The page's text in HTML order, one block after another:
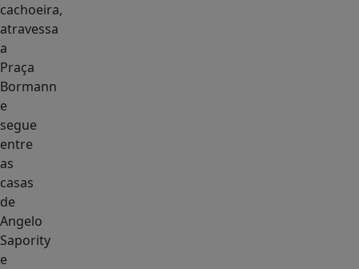
cachoeira,
atravessa
a
Praça
Bormann
e
segue
entre
as
casas
de
Angelo
Sapority
e